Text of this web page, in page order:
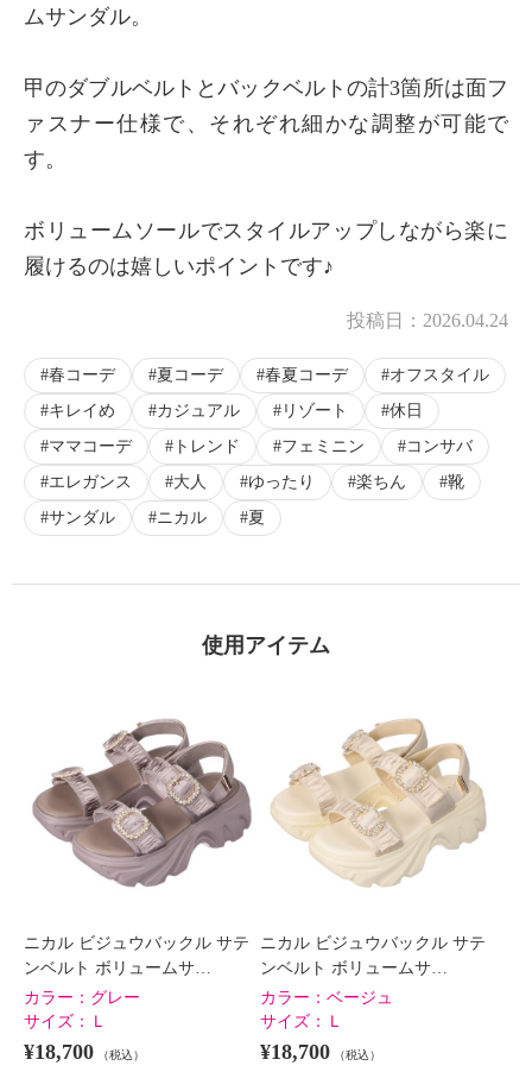
×
ムサンダル。
甲のダブルベルトとバックベルトの計3箇所は面フ
ァスナー仕様で、それぞれ細かな調整が可能で
す。
ボリュームソールでスタイルアップしながら楽に
履けるのは嬉しいポイントです♪
投稿日： 2026.04.24
春コーデ 夏コーデ 春夏コーデ
オフスタイル
キレイめ
カジュアル リゾート
休日
ママコーデ
トレンド フェミニン
コンサバ
エレガンス
大人 ゆったり 楽ちん
靴
サンダル
ニカル 夏
使用アイテム
ニカル ビジュウバックル サテ
ンベルト ボリュームサ…
カラー： グレー
サイズ：
Ｌ
¥18,700 （税込）
ニカル ビジュウバックル サテ
ンベルト ボリュームサ…
カラー： ベージュ
サイズ：
Ｌ
¥18,700 （税込）